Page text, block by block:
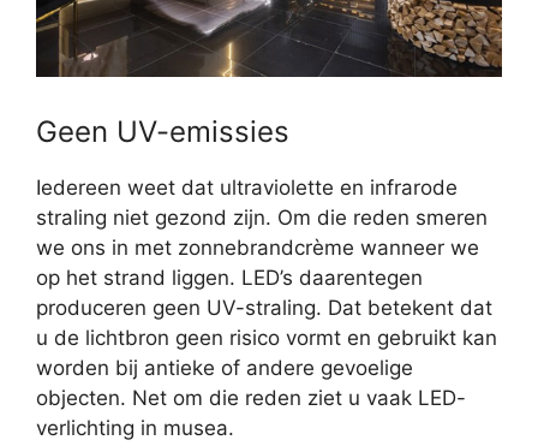
Geen UV-emissies
Iedereen weet dat ultraviolette en infrarode
straling niet gezond zijn. Om die reden smeren
we ons in met zonnebrandcrème wanneer we
op het strand liggen. LED’s daarentegen
produceren geen UV-straling. Dat betekent dat
u de lichtbron geen risico vormt en gebruikt kan
worden bij antieke of andere gevoelige
objecten. Net om die reden ziet u vaak LED-
verlichting in musea.